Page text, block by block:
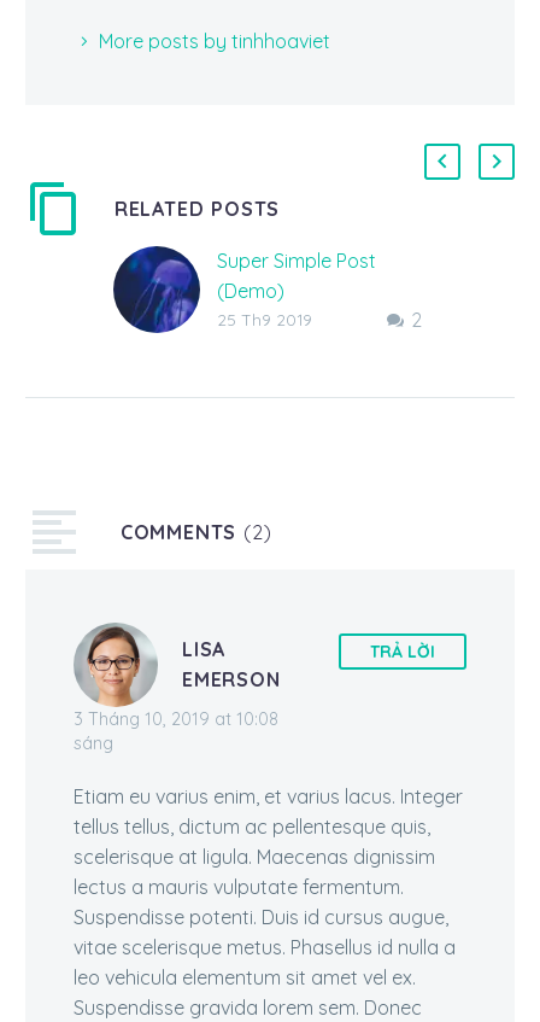
More posts by tinhhoaviet
RELATED POSTS
Super Simple Post
(Demo)
Lorem ipsum dolor sit 2
25 Th9 2019
COMMENTS (2)
LISA
EMERSON
3 Tháng 10, 2019 at 10:08
sáng
TRẢ LỜI
Etiam eu varius enim, et varius lacus. Integer
tellus tellus, dictum ac pellentesque quis,
scelerisque at ligula. Maecenas dignissim
lectus a mauris vulputate fermentum.
Suspendisse potenti. Duis id cursus augue,
vitae scelerisque metus. Phasellus id nulla a
leo vehicula elementum sit amet vel ex.
Suspendisse gravida lorem sem. Donec